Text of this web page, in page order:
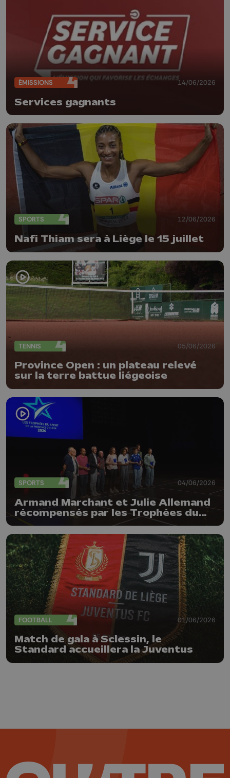
ÉMISSIONS 14/06/2026
Services gagnants
SPORTS 12/06/2026
Nafi Thiam sera à Liège le 15 juillet
TENNIS 05/06/2026
Province Open : un plateau relevé
sur la terre battue liégeoise
SPORTS 04/06/2026
Armand Marchant et Julie Allemand
récompensés par les Trophées du
sport de la Province de Liège
FOOTBALL 01/06/2026
Match de gala à Sclessin, le
Standard accueillera la Juventus